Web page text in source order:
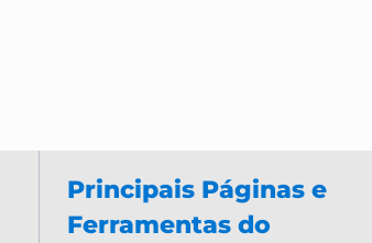
Principais Páginas e
Ferramentas do